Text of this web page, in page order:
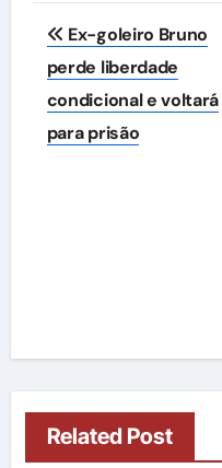
Navegação
de
Post
Ex-goleiro Bruno
perde liberdade
condicional e voltará
para prisão
Related Post